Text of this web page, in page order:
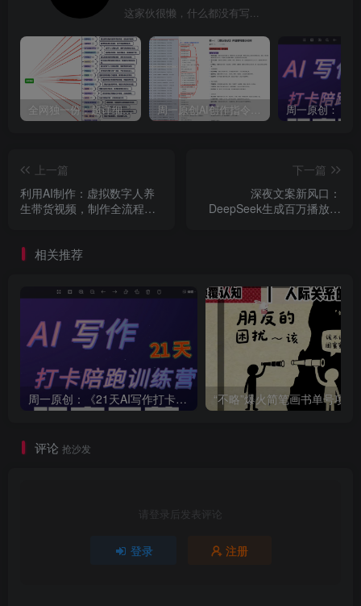
这家伙很懒，什么都没有写...
全网独一份：超详细的40+个自媒体赛道领域解析手册，让你的内容创作不再局限！ 周一原创AI创作指令词：30+个领域赛道的创作提示词集合
上一篇
利用AI制作：虚拟数字人养
生带货视频，制作全流程，
下一篇
深夜文案新风口：
DeepSeek生成百万播放量
相关推荐
周一原创：《21天AI写作打卡陪跑训练营》全部内容讲解！（网站会员免费学习…）
评论 抢沙发
请登录后发表评论
登录 注册